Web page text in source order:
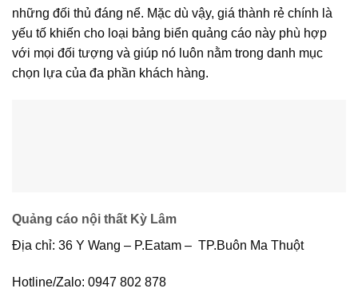
những đối thủ đáng nể. Mặc dù vậy, giá thành rẻ chính là
yếu tố khiến cho loại bảng biển quảng cáo này phù hợp
với mọi đối tượng và giúp nó luôn nằm trong danh mục
chọn lựa của đa phần khách hàng.
Quảng cáo nội thất Kỳ Lâm
Địa chỉ: 36 Y Wang – P.Eatam – TP.Buôn Ma Thuột
Hotline/Zalo: 0947 802 878